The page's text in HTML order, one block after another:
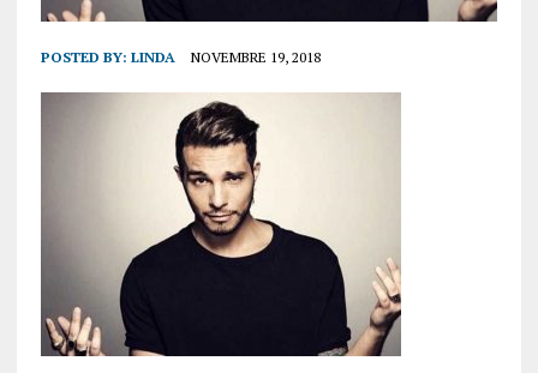
POSTED BY: LINDA NOVEMBRE 19, 2018